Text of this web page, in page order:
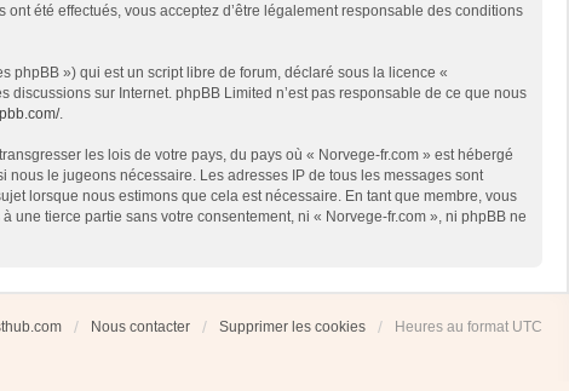
été effectués, vous acceptez d’être légalement responsable des conditions
phpBB ») qui est un script libre de forum, déclaré sous la licence «
discussions sur Internet. phpBB Limited n’est pas responsable de ce que nous
.
les lois de votre pays, du pays où « Norvege-fr.com » est hébergé
le jugeons nécessaire. Les adresses IP de tous les messages sont
lorsque nous estimons que cela est nécessaire. En tant que membre, vous
tierce partie sans votre consentement, ni « Norvege-fr.com », ni phpBB ne
Nous contacter Supprimer les cookies Heures au format UTC